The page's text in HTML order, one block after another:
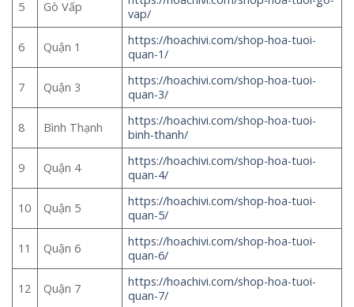
5 Gò Vấp
vap/
6 Quận 1
https://hoachivi.com/shop-hoa-tuoi-
quan-1/
7 Quận 3
https://hoachivi.com/shop-hoa-tuoi-
quan-3/
8 Bình Thạnh
https://hoachivi.com/shop-hoa-tuoi-
binh-thanh/
9 Quận 4
https://hoachivi.com/shop-hoa-tuoi-
quan-4/
10 Quận 5
https://hoachivi.com/shop-hoa-tuoi-
quan-5/
11 Quận 6
https://hoachivi.com/shop-hoa-tuoi-
quan-6/
12 Quận 7
https://hoachivi.com/shop-hoa-tuoi-
quan-7/